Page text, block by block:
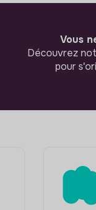
Vous
Découvrez
pour